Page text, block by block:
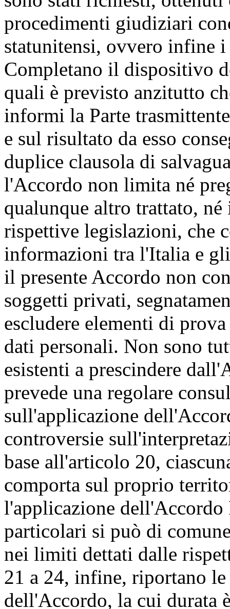
procedimenti giudiziari
statunitensi, ovvero infine
Completano il dispositivo
quali è previsto anzitutto
informi la Parte
e sul risultato da esso
duplice clausola di
l'Accordo non limita né
qualunque altro trattato,
rispettive legislazioni, che
informazioni tra l'Italia e
il presente Accordo non
soggetti privati,
escludere elementi di
dati personali. Non sono
esistenti a prescindere
prevede una regolare
sull'applicazione
controversie
base all'articolo 20,
comporta sul proprio
l'applicazione dell'Accordo
particolari si può di
nei limiti dettati dalle
21 a 24, infine, riportano
dell'Accordo, la cui durata